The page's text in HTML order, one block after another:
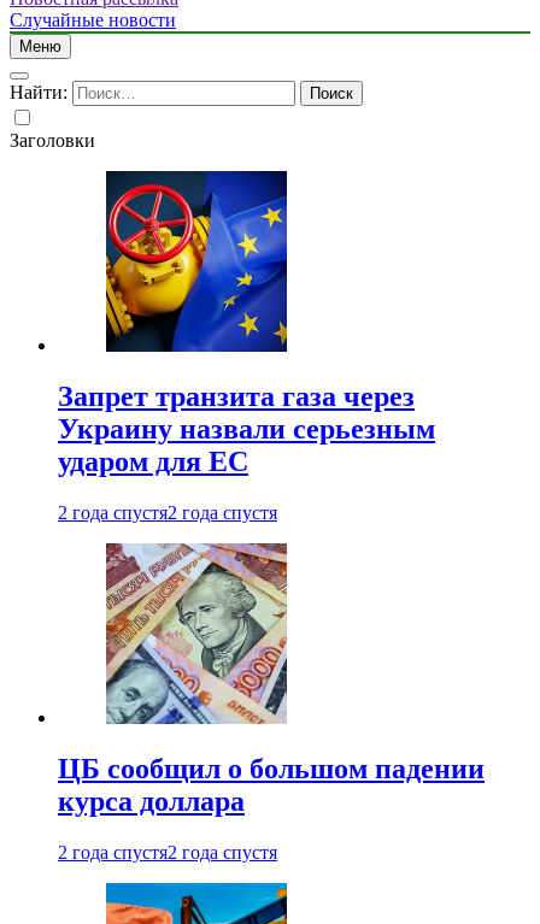
Случайные новости
Меню
Найти:
Заголовки
Запрет транзита газа через
Украину назвали серьезным
ударом для ЕС
2 года спустя2 года спустя
ЦБ сообщил о большом падении
курса доллара
2 года спустя2 года спустя